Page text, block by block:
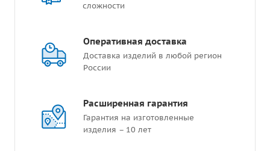
сложности
Оперативная доставка
Доставка изделий в любой регион
России
Расширенная гарантия
Гарантия на изготовленные
изделия – 10 лет